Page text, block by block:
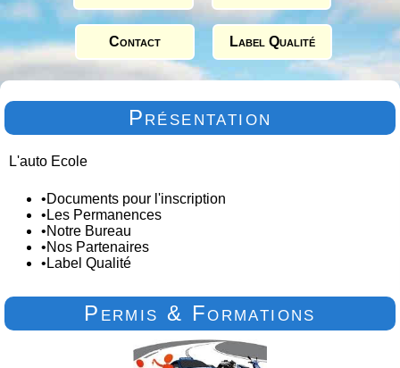
Contact Label Qualité
Présentation
L'auto Ecole
•Documents pour l'inscription
• Les Permanences
•Notre Bureau
•Nos Partenaires
• Label Qualité
Permis & Formations